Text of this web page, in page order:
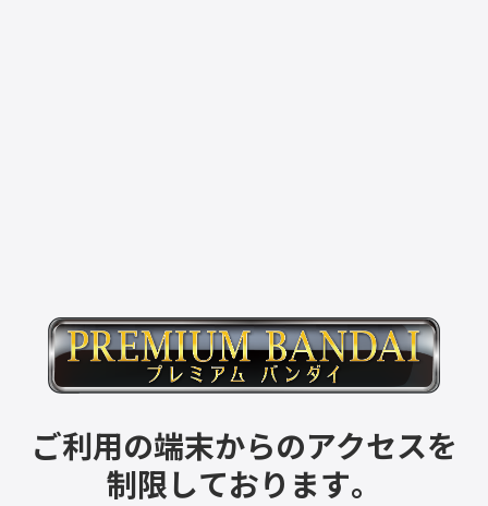
ご利用の端末からのアクセスを
制限しております。